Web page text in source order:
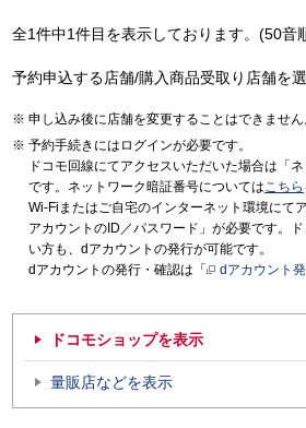
全1件中1件目を表示しております。(50音
予約申込する店舗/購入商品受取り店舗を
申し込み後に店舗を変更することはできません
予約手続きにはログインが必要です。
ドコモ回線にてアクセスいただいた場合は「
です。ネットワーク暗証番号についてはこちら
Wi-Fiまたはご自宅のインターネット環境にて
アカウントのID／パスワード」が必要です。
い方も、dアカウントの発行が可能です。
dアカウントの発行・確認は「
dアカウント
ドコモショップを表示
量販店などを表示